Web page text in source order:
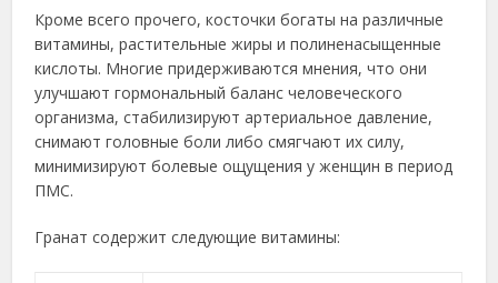
Кроме всего прочего, косточки богаты на различные
витамины, растительные жиры и полиненасыщенные
кислоты. Многие придерживаются мнения, что они
улучшают гормональный баланс человеческого
организма, стабилизируют артериальное давление,
снимают головные боли либо смягчают их силу,
минимизируют болевые ощущения у женщин в период
ПМС.
Гранат содержит следующие витамины: